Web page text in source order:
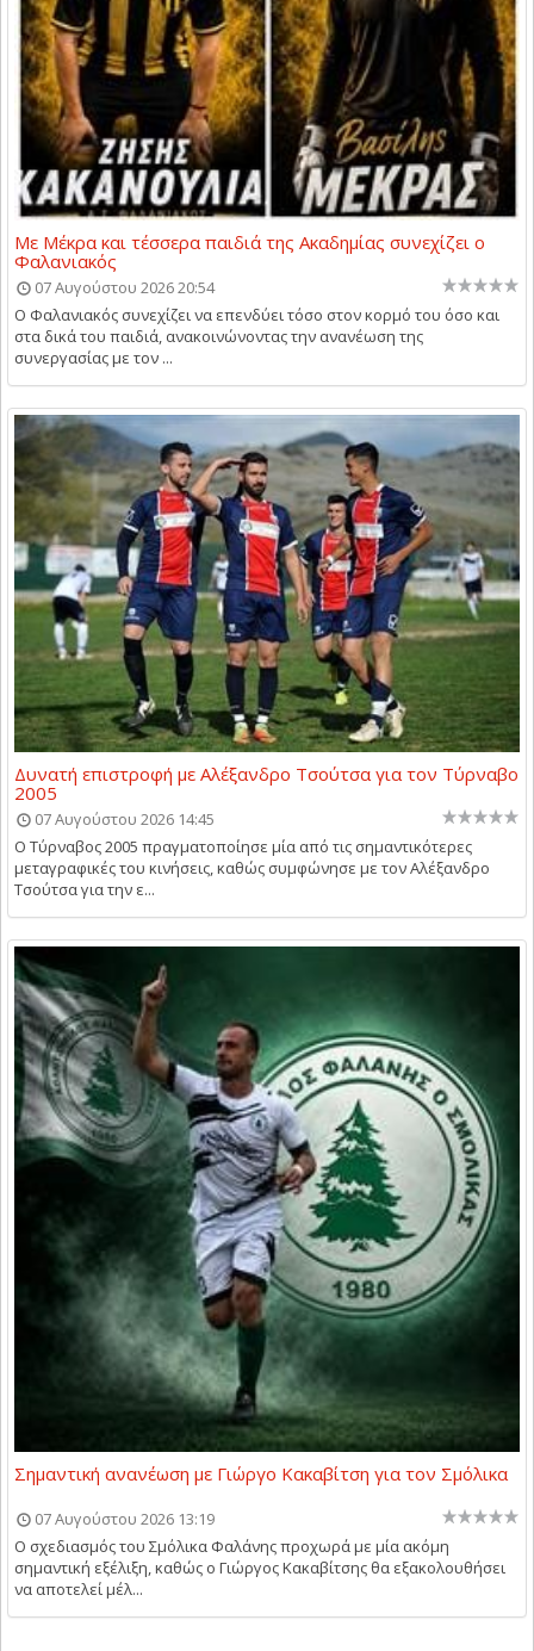
Με Μέκρα και τέσσερα παιδιά της Ακαδημίας συνεχίζει ο
Φαλανιακός
07 Αυγούστου 2026 20:54
Ο Φαλανιακός συνεχίζει να επενδύει τόσο στον κορμό του όσο και
στα δικά του παιδιά, ανακοινώνοντας την ανανέωση της
συνεργασίας με τον ...
Δυνατή επιστροφή με Αλέξανδρο Τσούτσα για τον Τύρναβο
2005
07 Αυγούστου 2026 14:45
Ο Τύρναβος 2005 πραγματοποίησε μία από τις σημαντικότερες
μεταγραφικές του κινήσεις, καθώς συμφώνησε με τον Αλέξανδρο
Τσούτσα για την ε...
Σημαντική ανανέωση με Γιώργο Κακαβίτση για τον Σμόλικα
07 Αυγούστου 2026 13:19
Ο σχεδιασμός του Σμόλικα Φαλάνης προχωρά με μία ακόμη
σημαντική εξέλιξη, καθώς ο Γιώργος Κακαβίτσης θα εξακολουθήσει
να αποτελεί μέλ...